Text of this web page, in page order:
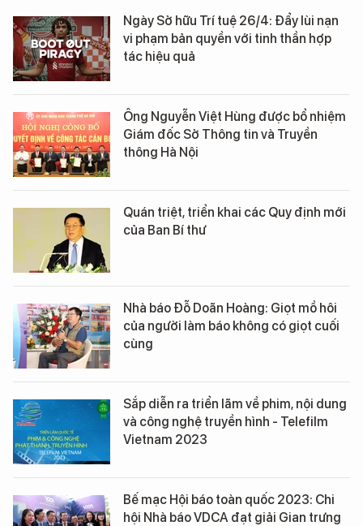
Ngày Sở hữu Trí tuệ 26/4: Đẩy lùi nạn
vi phạm bản quyền với tinh thần hợp
tác hiệu quả
Ông Nguyễn Việt Hùng được bổ nhiệm
Giám đốc Sở Thông tin và Truyền
thông Hà Nội
Quán triệt, triển khai các Quy định mới
của Ban Bí thư
Nhà báo Đỗ Doãn Hoàng: Giọt mồ hôi
của người làm báo không có giọt cuối
cùng
Sắp diễn ra triển lãm về phim, nội dung
và công nghệ truyền hình - Telefilm
Vietnam 2023
Bế mạc Hội báo toàn quốc 2023: Chi
hội Nhà báo VDCA đạt giải Gian trưng